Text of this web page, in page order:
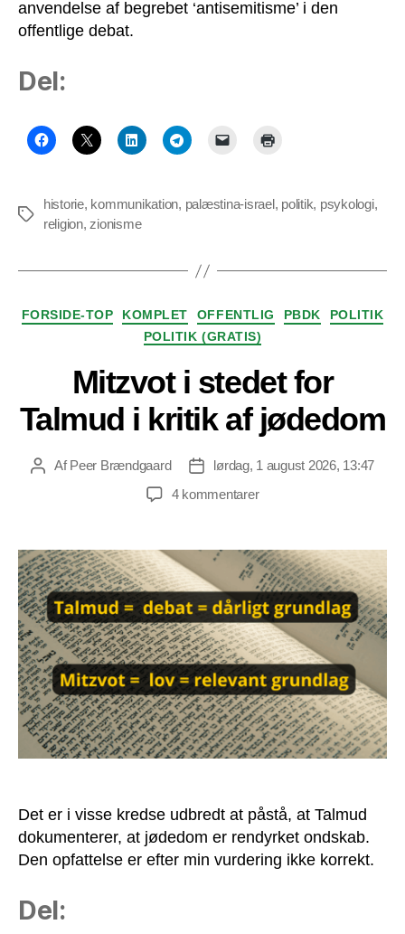
anvendelse af begrebet ‘antisemitisme’ i den
offentlige debat.
Del:
Tags
historie, kommunikation, palæstina-israel , politik, psykologi,
religion,zionisme
Kategorier
FORSIDE-TOP KOMPLET OFFENTLIG PBDK
POLITIK
POLITIK (GRATIS)
Mitzvot i stedet for
Talmud i kritik af jødedom
Indlægsforfatter
Af Peer Brændgaard Indlægsdato
lørdag, 1 august 2026, 13:47
4 kommentarertil
stedet
for
Talmud
i
kritik
af
jødedom
Det er i visse kredse udbredt at påstå, at Talmud
dokumenterer, at jødedom er rendyrket ondskab.
Den opfattelse er efter min vurdering ikke korrekt.
Del: